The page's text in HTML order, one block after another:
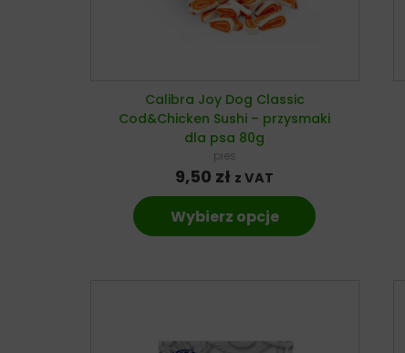
Calibra Joy Dog Classic
Cod&Chicken Sushi – przysmaki
dla psa 80g
pies
9,50 zł z VAT
Wybierz opcje